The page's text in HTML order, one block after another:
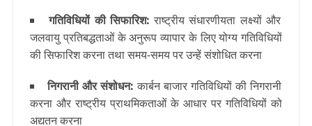
गतिविधियों की सिफारिश: राष्ट्रीय संधारणीयता लक्ष्यों और
जलवायु प्रतिबद्धताओं के अनुरूप व्यापार के लिए योग्य गतिविधियों
की सिफारिश करना तथा समय-समय पर उन्हें संशोधित करना
निगरानी और संशोधन: कार्बन बाजार गतिविधियों की निगरानी
करना और राष्ट्रीय प्राथमिकताओं के आधार पर गतिविधियों को
अद्यतन करना